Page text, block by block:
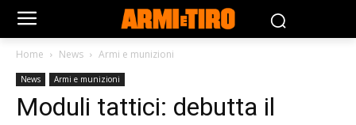
Home News Armi e munizioni
News Armi e munizioni
Moduli tattici: debutta il